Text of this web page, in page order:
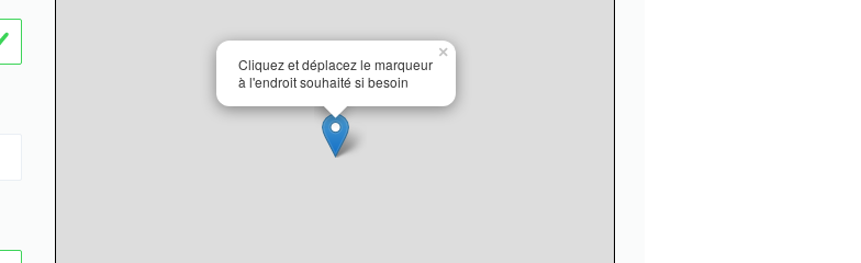
Cliquez et déplacez le marqueur
à l'endroit souhaité si besoin
×